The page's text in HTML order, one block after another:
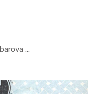
...